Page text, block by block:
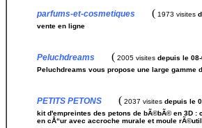
parfums-et-cosmetiques ( 1973 visites
vente en ligne
Peluchdreams ( 2005 visites depuis le
Peluchdreams vous propose une large
PETITS PETONS ( 2037 visites depuis le
kit d'empreintes des petons de bÃ©bÃ© en 3D
en cÅ“ur avec accroche murale et moule